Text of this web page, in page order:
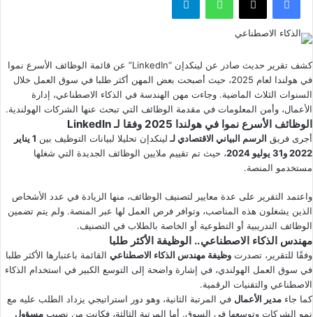
كشف تقرير حديث صادر عن لينكدإن “LinkedIn” عن قائمة الوظائف الأسرع نموا
في هولندا لعام 2025، حيث أصبحت بعض المهن أكثر طلبا في سوق العمل خلال
السنوات الثلاث الماضية. وجاءت مهن الهندسة في الذكاء الاصطناعي، إدارة
الأعمال، وأمن المعلومات في مقدمة الوظائف التي تبحث عنها الشركات الهولندية.
الوظائف الأسرع نموا في هولندا وفقا لـ LinkedIn
أجرى فريق الرسم البياني الاقتصادي لـ لينكدإن تحليلا لبيانات التوظيف بين
1 يناير
2022 و31 يوليو 2024
، حيث تم تقييم ملايين الوظائف الجديدة التي شغلها
مستخدمو المنصة.
واعتمد التقرير على عدة معايير لتصنيف الوظائف، منها الزيادة في عدد الأشخاص
الذين يشغلون هذه المناصب، وتوافر فرص العمل لها عبر المنصة. ولم يتم تضمين
الوظائف التدريبية أو التطوعية أو الخاصة بالطلاب في التصنيف.
مهندس الذكاء الاصطناعي.. الوظيفة الأكثر طلبا
وفقًا للتقرير، تصدرت وظيفة مهندس الذكاء الاصطناعي القائمة باعتبارها الأكثر طلبا
في سوق العمل الهولندي، في إشارة واضحة إلى التوسع الكبير في استخدام الذكاء
الاصطناعي والتقنيات الرقمية.
كما جاء مدير الأعمال في المرتبة الثانية، وهو دور استراتيجي يزداد الطلب عليه مع
نمو الشركات وتوسعها في السوق. أما المرتبة الثالثة، فكانت من نصيب مسؤول